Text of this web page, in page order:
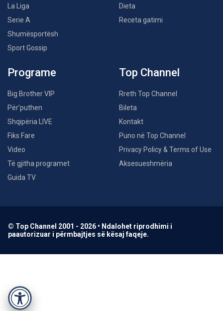
La Liga
Serie A
Shumësportësh
Sport Gossip
Dieta
Receta gatimi
Programe
Big Brother VIP
Për’puthen
Shqipëria LIVE
Fiks Fare
Video
Të gjitha programet
Guida TV
Top Channel
Rreth Top Channel
Bileta
Kontakt
Puno në Top Channel
Privacy Policy & Terms of Use
Aksesueshmëria
© Top Channel 2001 - 2026 • Ndalohet riprodhimi i
paautorizuar i përmbajtjes së kësaj faqeje.